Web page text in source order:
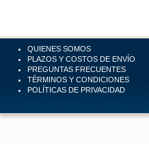
QUIENES SOMOS
PLAZOS Y COSTOS DE ENVÍO
PREGUNTAS FRECUENTES
TÉRMINOS Y CONDICIONES
POLÍTICAS DE PRIVACIDAD